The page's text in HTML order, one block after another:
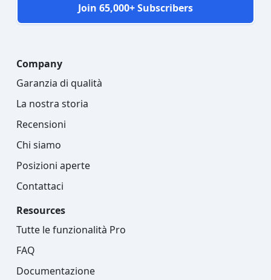
Join 65,000+ Subscribers
Company
Garanzia di qualità
La nostra storia
Recensioni
Chi siamo
Posizioni aperte
Contattaci
Resources
Tutte le funzionalità Pro
FAQ
Documentazione